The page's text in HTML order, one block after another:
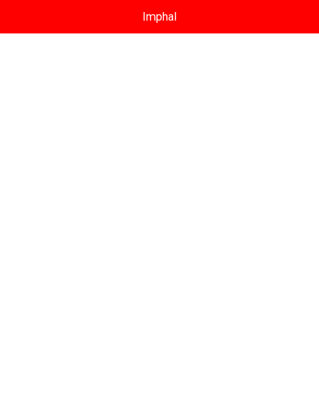
Imphal